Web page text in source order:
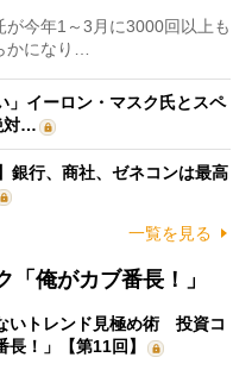
今年1～3月に3000回以上も
かになり…
」イーロン・マスク氏とスペ
対…
銀行、商社、ゼネコンは最高
一覧を見る
俺がカブ番長！」
いトレンド見極め術 投資コ
長！」【第11回】